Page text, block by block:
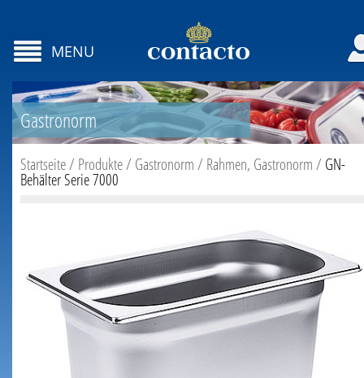
MENU
Gastronorm
Startseite/ Produkte/ Gastronorm/ Rahmen, Gastronorm/ GN-
Behälter Serie 7000